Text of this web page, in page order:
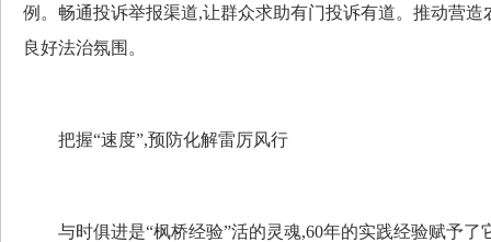
例。畅通投诉举报渠道,让群众求助有门投诉有道。推动营
良好法治氛围。
把握“速度”,预防化解雷厉风行
与时俱进是“枫桥经验”活的灵魂,60年的实践经验赋予了